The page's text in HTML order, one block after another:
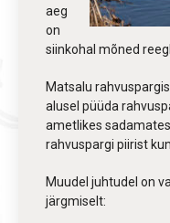
aeg
on
siinkohal mõned
Matsalu
alusel püüda
ametlikes
rahvuspargi piirist
Muudel juhtudel on
järgmiselt: